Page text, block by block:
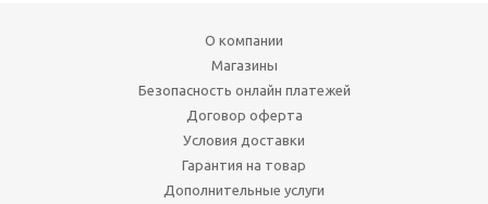
О компании
Магазины
Безопасность онлайн платежей
Договор оферта
Условия доставки
Гарантия на товар
Дополнительные услуги